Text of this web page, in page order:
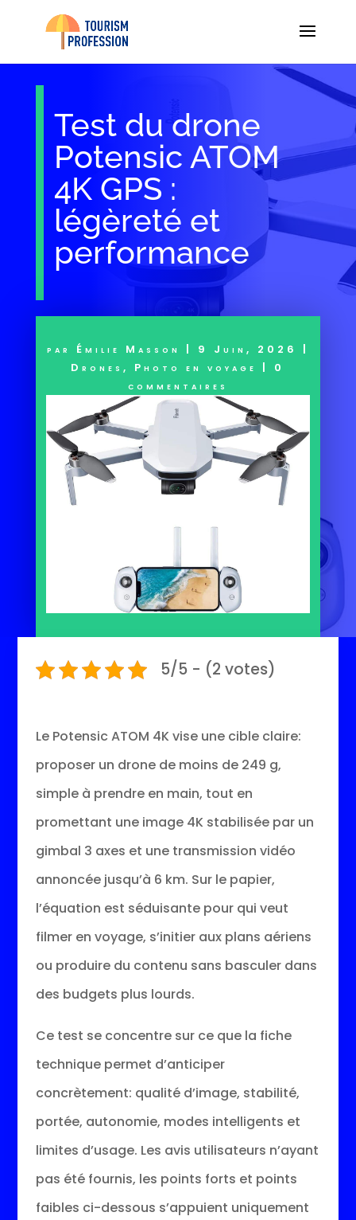
Test du drone
Potensic ATOM
4K GPS :
légèreté et
performance
par Émilie Masson | 9 Juin, 2026
|
Drones, Photo en voyage | 0
commentaires
5/5 - (2 votes)
Le Potensic ATOM 4K vise une cible claire:
proposer un drone de moins de 249 g,
simple à prendre en main, tout en
promettant une image 4K stabilisée par un
gimbal 3 axes et une transmission vidéo
annoncée jusqu’à 6 km. Sur le papier,
l’équation est séduisante pour qui veut
filmer en voyage, s’initier aux plans aériens
ou produire du contenu sans basculer dans
des budgets plus lourds.
Ce test se concentre sur ce que la fiche
technique permet d’anticiper
concrètement: qualité d’image, stabilité,
portée, autonomie, modes intelligents et
limites d’usage. Les avis utilisateurs n’ayant
pas été fournis, les points forts et points
faibles ci-dessous s’appuient uniquement